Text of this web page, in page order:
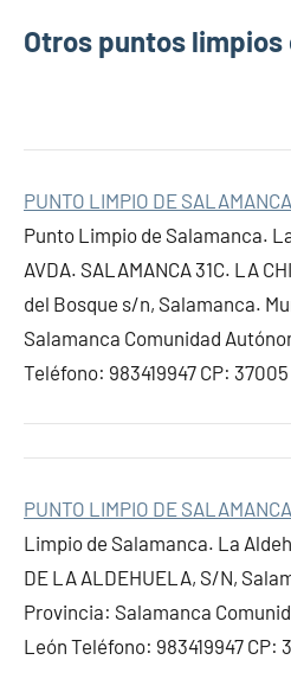
Otros puntos
PUNTO LIMPIO DE
Punto Limpio de Salamanca.
AVDA. SALAMANCA 31C. LA
del Bosque s/n, Salamanca.
Salamanca Comunidad
Teléfono: 983419947 CP: 37005
PUNTO LIMPIO DE
Limpio de Salamanca. La
DE LA ALDEHUELA, S/N,
Provincia: Salamanca
León Teléfono: 983419947 CP: